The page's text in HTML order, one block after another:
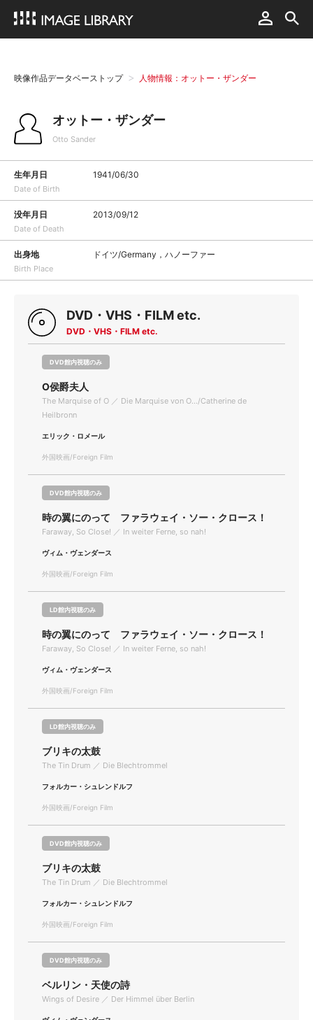
映像作品データベーストップ 人物情報：オットー・ザンダー
オットー・ザンダー
Otto Sander
生年月日
Date of Birth
1941/06/30
没年月日
Date of Death
2013/09/12
出身地
Birth Place
ドイツ/Germany，ハノーファー
DVD・VHS・FILM etc.
DVD・VHS・FILM etc.
DVD館内視聴のみ
O侯爵夫人
The Marquise of O ／ Die Marquise von O.../Catherine de
Heilbronn
エリック・ロメール
外国映画/Foreign Film
DVD館内視聴のみ
時の翼にのって ファラウェイ・ソー・クロース！
Faraway, So Close! ／ In weiter Ferne, so nah!
ヴィム・ヴェンダース
外国映画/Foreign Film
LD館内視聴のみ
時の翼にのって ファラウェイ・ソー・クロース！
Faraway, So Close! ／ In weiter Ferne, so nah!
ヴィム・ヴェンダース
外国映画/Foreign Film
LD館内視聴のみ
ブリキの太鼓
The Tin Drum ／ Die Blechtrommel
フォルカー・シュレンドルフ
外国映画/Foreign Film
DVD館内視聴のみ
ブリキの太鼓
The Tin Drum ／ Die Blechtrommel
フォルカー・シュレンドルフ
外国映画/Foreign Film
DVD館内視聴のみ
ベルリン・天使の詩
Wings of Desire ／ Der Himmel über Berlin